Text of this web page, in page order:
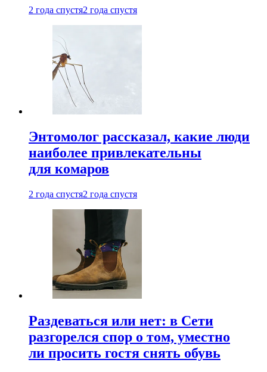
2 года спустя2 года спустя
Энтомолог рассказал, какие люди
наиболее привлекательны
для комаров
2 года спустя2 года спустя
Раздеваться или нет: в Сети
разгорелся спор о том, уместно
ли просить гостя снять обувь